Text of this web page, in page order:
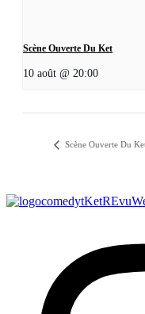
Scène Ouverte Du Ket
10 août @ 20:00
Scène Ouverte Du